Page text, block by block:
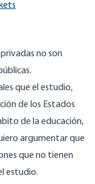
no son
que el estudio,
de los Estados
de la educación,
argumentar que
que no tienen
estudio.